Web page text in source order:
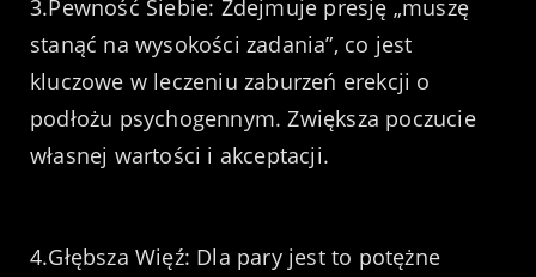
3.Pewność Siebie: Zdejmuje presję „muszę
stanąć na wysokości zadania”, co jest
kluczowe w leczeniu zaburzeń erekcji o
podłożu psychogennym. Zwiększa poczucie
własnej wartości i akceptacji.
4.Głębsza Więź: Dla pary jest to potężne